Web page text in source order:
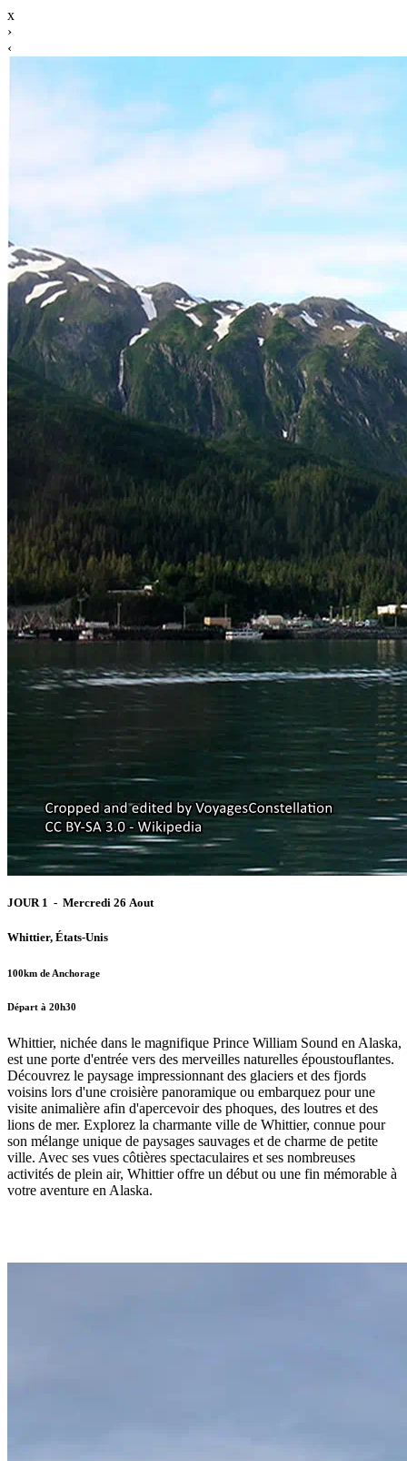
x
›
‹
JOUR 1 - Mercredi 26 Aout
Whittier, États-Unis
100km de Anchorage
Départ à 20h30
Whittier, nichée dans le magnifique Prince William Sound en Alaska,
est une porte d'entrée vers des merveilles naturelles époustouflantes.
Découvrez le paysage impressionnant des glaciers et des fjords
voisins lors d'une croisière panoramique ou embarquez pour une
visite animalière afin d'apercevoir des phoques, des loutres et des
lions de mer. Explorez la charmante ville de Whittier, connue pour
son mélange unique de paysages sauvages et de charme de petite
ville. Avec ses vues côtières spectaculaires et ses nombreuses
activités de plein air, Whittier offre un début ou une fin mémorable à
votre aventure en Alaska.